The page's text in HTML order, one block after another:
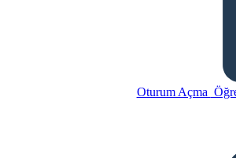
Oturum Açma